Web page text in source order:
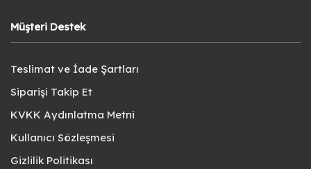
Müşteri Destek
Teslimat ve İade Şartları
Siparişi Takip Et
KVKK Aydınlatma Metni
Kullanıcı Sözleşmesi
Gizlilik Politikası